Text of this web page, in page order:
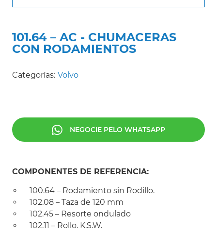
101.64 – AC - CHUMACERAS
CON RODAMIENTOS
Categorías: Volvo
NEGOCIE PELO WHATSAPP
COMPONENTES DE REFERENCIA:
100.64 – Rodamiento sin Rodillo.
102.08 – Taza de 120 mm
102.45 – Resorte ondulado
102.11 – Rollo. K.S.W.